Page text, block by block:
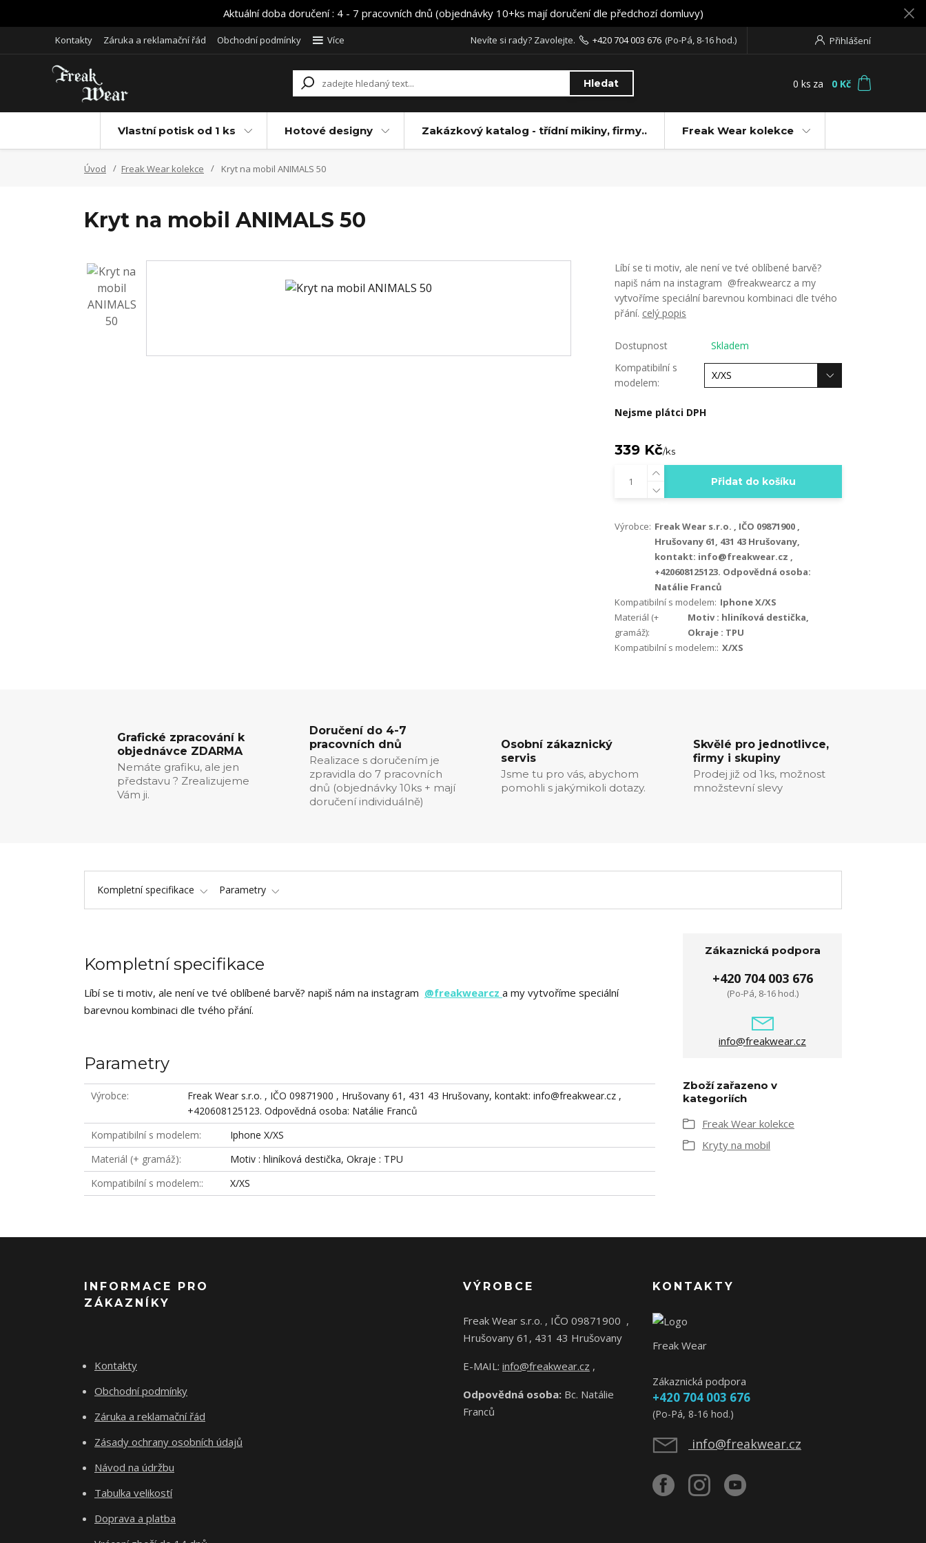
Aktuální doba doručení : 4 - 7 pracovních dnů (objednávky 10+ks mají doručení dle předchozí domluvy)
Kontakty Záruka a reklamační řád Obchodní podmínky Více Přihlášení
Hledat
Nevíte si rady? Zavolejte. +420 704 003 676 (Po-Pá, 8-16 hod.)
0 ks za 0 Kč
Vlastní potisk od 1 ks Hotové designy Zakázkový katalog - třídní mikiny, firmy.. Freak Wear kolekce
Úvod Freak Wear kolekce Kryt na mobil ANIMALS 50
Kryt na mobil ANIMALS 50
Líbí se ti motiv, ale není ve tvé oblíbené barvě?
napiš nám na instagram @freakwearcz a my
vytvoříme speciální barevnou kombinaci dle tvého
přání. celý popis
Dostupnost
Skladem
Kompatibilní s
modelem:
Nejsme plátci DPH
339 Kč/ks
Přidat do košíku
Výrobce: Freak Wear s.r.o. , IČO 09871900 ,
Hrušovany 61, 431 43 Hrušovany,
kontakt: info@freakwear.cz ,
+420608125123. Odpovědná osoba:
Natálie Franců
Kompatibilní s modelem: Iphone X/XS
Materiál (+
gramáž):
Motiv : hliníková destička,
Okraje : TPU
Kompatibilní s modelem:: X/XS
Grafické zpracování k
objednávce ZDARMA
Nemáte grafiku, ale jen
představu ? Zrealizujeme
Vám ji.
Doručení do 4-7
pracovních dnů
Realizace s doručením je
zpravidla do 7 pracovních
dnů (objednávky 10ks + mají
doručení individuálně)
Osobní zákaznický
servis
Jsme tu pro vás, abychom
pomohli s jakýmikoli dotazy.
Skvělé pro jednotlivce,
firmy i skupiny
Prodej již od 1ks, možnost
množstevní slevy
Kompletní specifikace Parametry
Kompletní specifikace
Líbí se ti motiv, ale není ve tvé oblíbené barvě? napiš nám na instagram @freakwearcz a my vytvoříme speciální
barevnou kombinaci dle tvého přání.
Parametry
Výrobce
Freak Wear s.r.o. , IČO 09871900 , Hrušovany 61, 431 43 Hrušovany, kontakt: info@freakwear.cz ,
+420608125123. Odpovědná osoba: Natálie Franců
Kompatibilní s modelem
Iphone X/XS
Materiál (+ gramáž)
Motiv : hliníková destička, Okraje : TPU
Kompatibilní s modelem:
X/XS
Zákaznická podpora
+420 704 003 676
(Po-Pá, 8-16 hod.)
info@freakwear.cz
Zboží zařazeno v
kategoriích
Freak Wear kolekce
Kryty na mobil
INFORMACE PRO
ZÁKAZNÍKY
Kontakty
Obchodní podmínky
Záruka a reklamační řád
Zásady ochrany osobních údajů
Návod na údržbu
Tabulka velikostí
Doprava a platba
VÝROBCE
Freak Wear s.r.o. , IČO 09871900 ,
Hrušovany 61, 431 43 Hrušovany
E-MAIL: info@freakwear.cz ,
Odpovědná osoba: Bc. Natálie
Franců
KONTAKTY
Freak Wear
Zákaznická podpora
+420 704 003 676
(Po-Pá, 8-16 hod.)
info@freakwear.cz